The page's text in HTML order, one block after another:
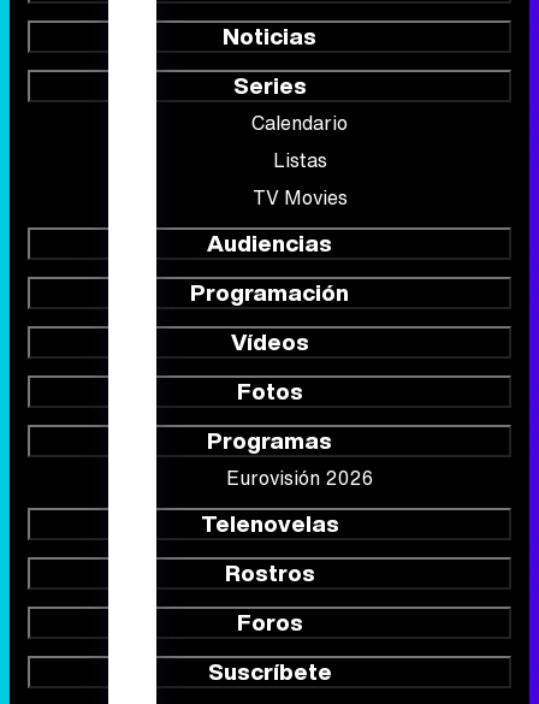
Noticias
Series
Calendario
Listas
TV Movies
Audiencias
Programación
Vídeos
Fotos
Programas
Eurovisión 2026
Telenovelas
Rostros
Foros
Suscríbete